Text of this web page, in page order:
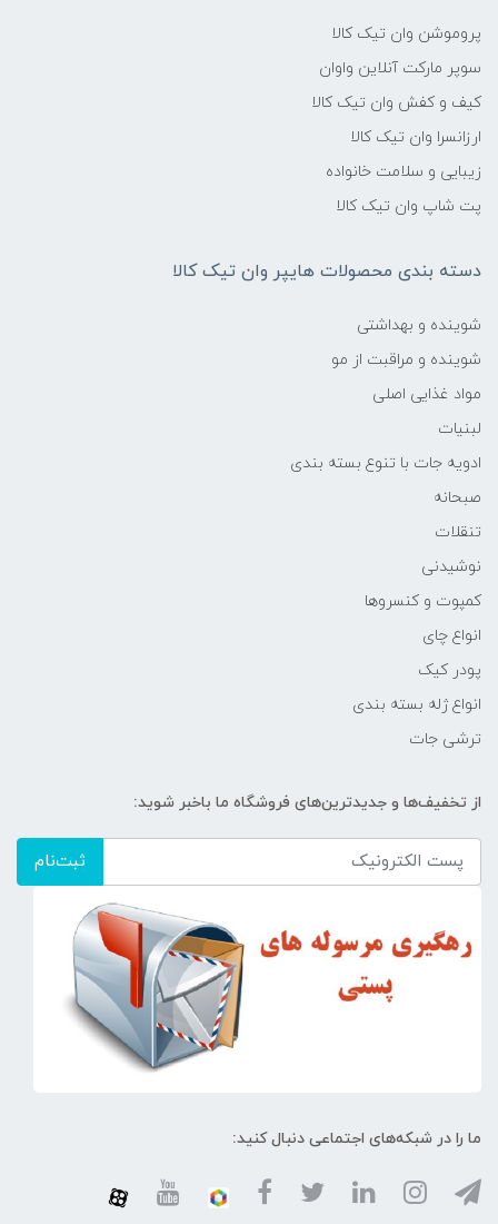
پروموشن وان تیک کالا
سوپر مارکت آنلاین واوان
کیف و کفش وان تیک کالا
ارزانسرا وان تیک کالا
زیبایی و سلامت خانواده
پت شاپ وان تیک کالا
دسته بندی محصولات هایپر وان تیک کالا
شوینده و بهداشتی
شوینده و مراقبت از مو
مواد غذایی اصلی
لبنیات
ادویه جات با تنوع بسته بندی
صبحانه
تنقلات
نوشیدنی
کمپوت و کنسروها
انواع چای
پودر کیک
انواع ژله بسته بندی
ترشی جات
از تخفیف‌ها و جدیدترین‌های فروشگاه ما باخبر شوید:
ثبت‌نام
ما را در شبکه‌های اجتماعی دنبال کنید: